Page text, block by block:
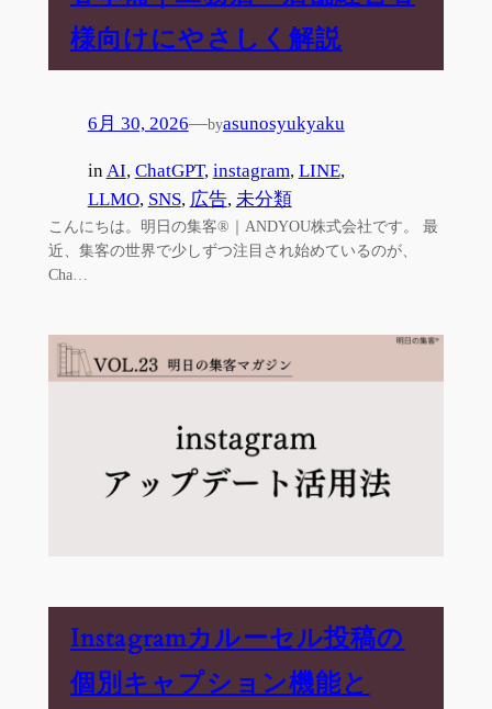
様向けにやさしく解説
6月 30, 2026—byasunosyukyaku
inAI, ChatGPT, instagram, LINE ,
LLMO, SNS, 広告, 未分類
こんにちは。明日の集客®｜ANDYOU株式会社です。 最
近、集客の世界で少しずつ注目され始めているのが、
Cha…
Instagramカルーセル投稿の
個別キャプション機能と